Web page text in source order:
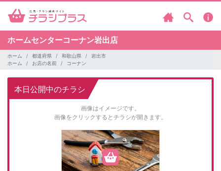
ホームセンターコーナン岩出店
ホーム 都道府県 和歌山県
岩出市
ホーム
お店の名前 コーナン
本日公開中のチラシ
画像はイメージです。
画像をクリックするとチラシが開きます。